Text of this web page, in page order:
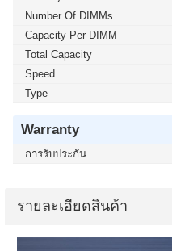
Number Of DIMMs
Capacity Per DIMM
Total Capacity
Speed
Type
Warranty
การรับประกัน
รายละเอียดสินค้า